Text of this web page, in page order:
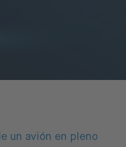
un avión en pleno